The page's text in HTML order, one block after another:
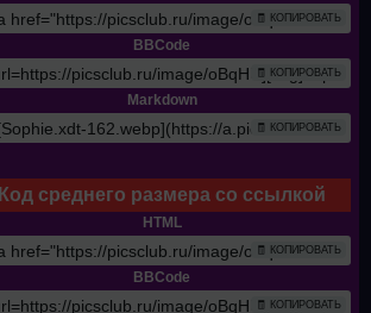
🧾 КОПИРОВАТЬ
BBCode
🧾 КОПИРОВАТЬ
Markdown
🧾 КОПИРОВАТЬ
Код среднего размера со ссылкой
HTML
🧾 КОПИРОВАТЬ
BBCode
🧾 КОПИРОВАТЬ